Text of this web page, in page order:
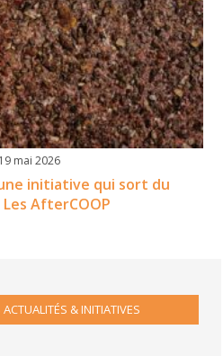
19 mai 2026
une initiative qui sort du
Les AfterCOOP
& INITIATIVES